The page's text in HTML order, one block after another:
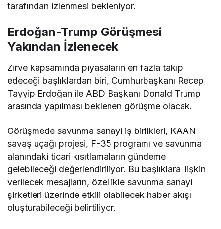
tarafından izlenmesi bekleniyor.
Erdoğan-Trump Görüşmesi
Yakından İzlenecek
Zirve kapsamında piyasaların en fazla takip
edeceği başlıklardan biri, Cumhurbaşkanı Recep
Tayyip Erdoğan ile ABD Başkanı Donald Trump
arasında yapılması beklenen görüşme olacak.
Görüşmede savunma sanayi iş birlikleri, KAAN
savaş uçağı projesi, F-35 programı ve savunma
alanındaki ticari kısıtlamaların gündeme
gelebileceği değerlendiriliyor. Bu başlıklara ilişkin
verilecek mesajların, özellikle savunma sanayi
şirketleri üzerinde etkili olabilecek haber akışı
oluşturabileceği belirtiliyor.